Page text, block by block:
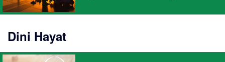
Dini Hayat